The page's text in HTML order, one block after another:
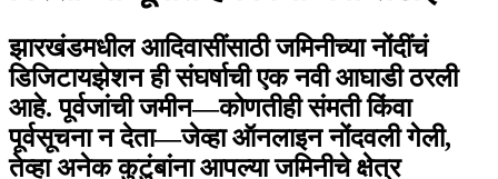
झारखंडमधील आदिवासींसाठी जमिनीच्या नोंदींचं
डिजिटायझेशन ही संघर्षाची एक नवी आघाडी ठरली
आहे. पूर्वजांची जमीन—कोणतीही संमती किंवा
पूर्वसूचना न देता—जेव्हा ऑनलाइन नोंदवली गेली,
तेव्हा अनेक कुटुंबांना आपल्या जमिनीचे क्षेत्र